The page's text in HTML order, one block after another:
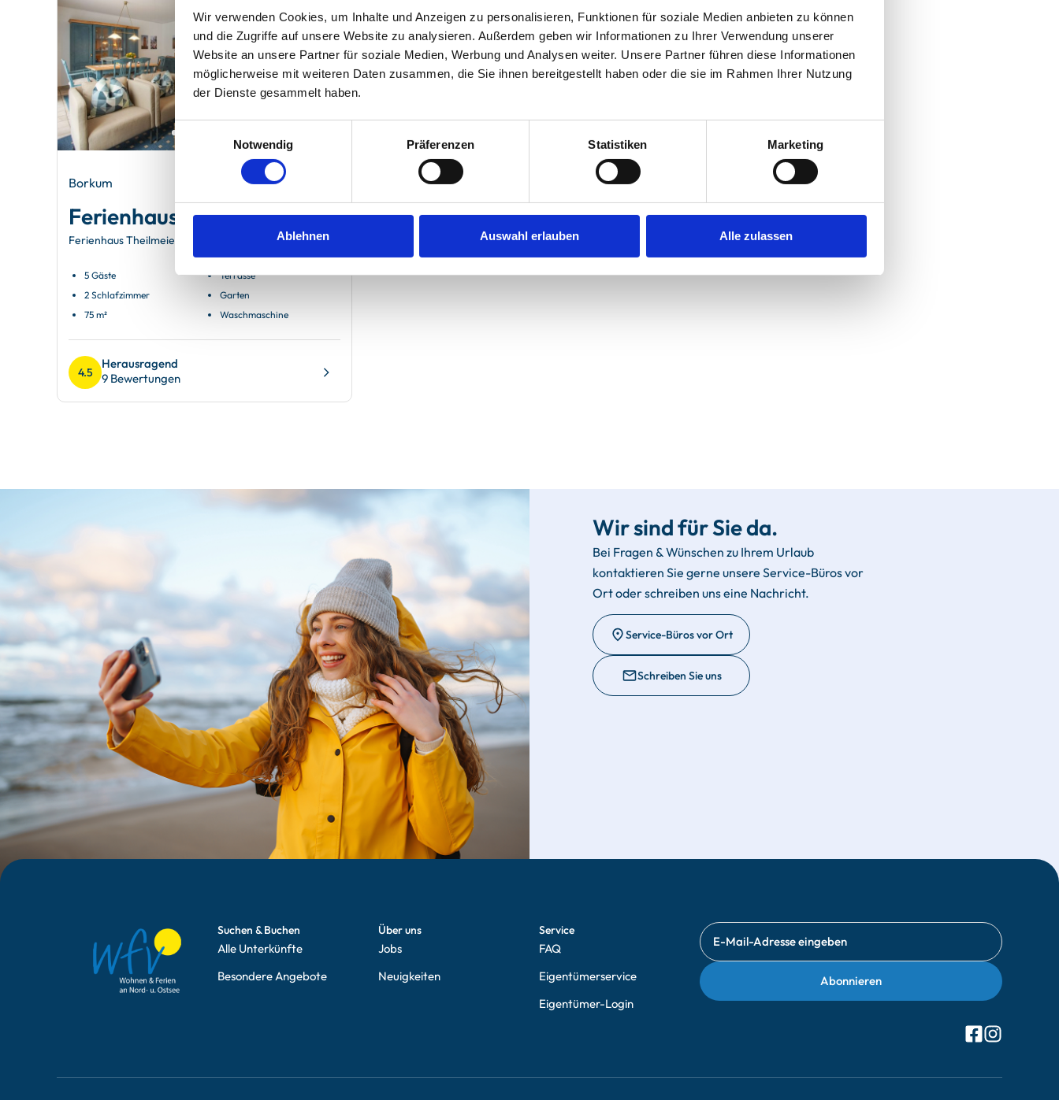
Wir verwenden Cookies, um Inhalte und Anzeigen zu personalisieren, Funktionen für soziale Medien anbieten zu können
und die Zugriffe auf unsere Website zu analysieren. Außerdem geben wir Informationen zu Ihrer Verwendung unserer
Website an unsere Partner für soziale Medien, Werbung und Analysen weiter. Unsere Partner führen diese Informationen
möglicherweise mit weiteren Daten zusammen, die Sie ihnen bereitgestellt haben oder die sie im Rahmen Ihrer Nutzung
der Dienste gesammelt haben.
Einwilligungsauswahl
Notwendig
Präferenzen Statistiken Marketing
Ablehnen Auswahl erlauben Alle zulassen
Borkum
Ferienhaus Theilmeier
Ferienhaus Theilmeier Borkum
5 Gäste
2 Schlafzimmer
75 m²
Terrasse
Garten
Waschmaschine
4.5
Herausragend
9 Bewertungen
Wir sind für Sie da.
Bei Fragen & Wünschen zu Ihrem Urlaub
kontaktieren Sie gerne unsere Service-Büros vor
Ort oder schreiben uns eine Nachricht.
Service-Büros vor Ort
Schreiben Sie uns
Suchen & Buchen
Alle Unterkünfte
Besondere Angebote
Über uns
Jobs
Neuigkeiten
Service
FAQ
Eigentümerservice
Eigentümer-Login